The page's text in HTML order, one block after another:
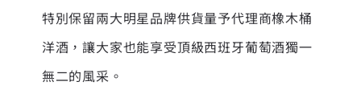
特別保留兩大明星品牌供貨量予代理商橡木桶
洋酒，讓大家也能享受頂級西班牙葡萄酒獨一
無二的風采。